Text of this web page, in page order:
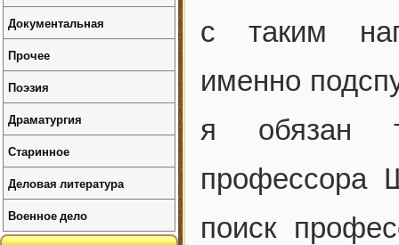
с таким
именно
я обязан
профессора
поиск
Документальная
Прочее
Поэзия
Драматургия
Старинное
Деловая литература
Военное дело